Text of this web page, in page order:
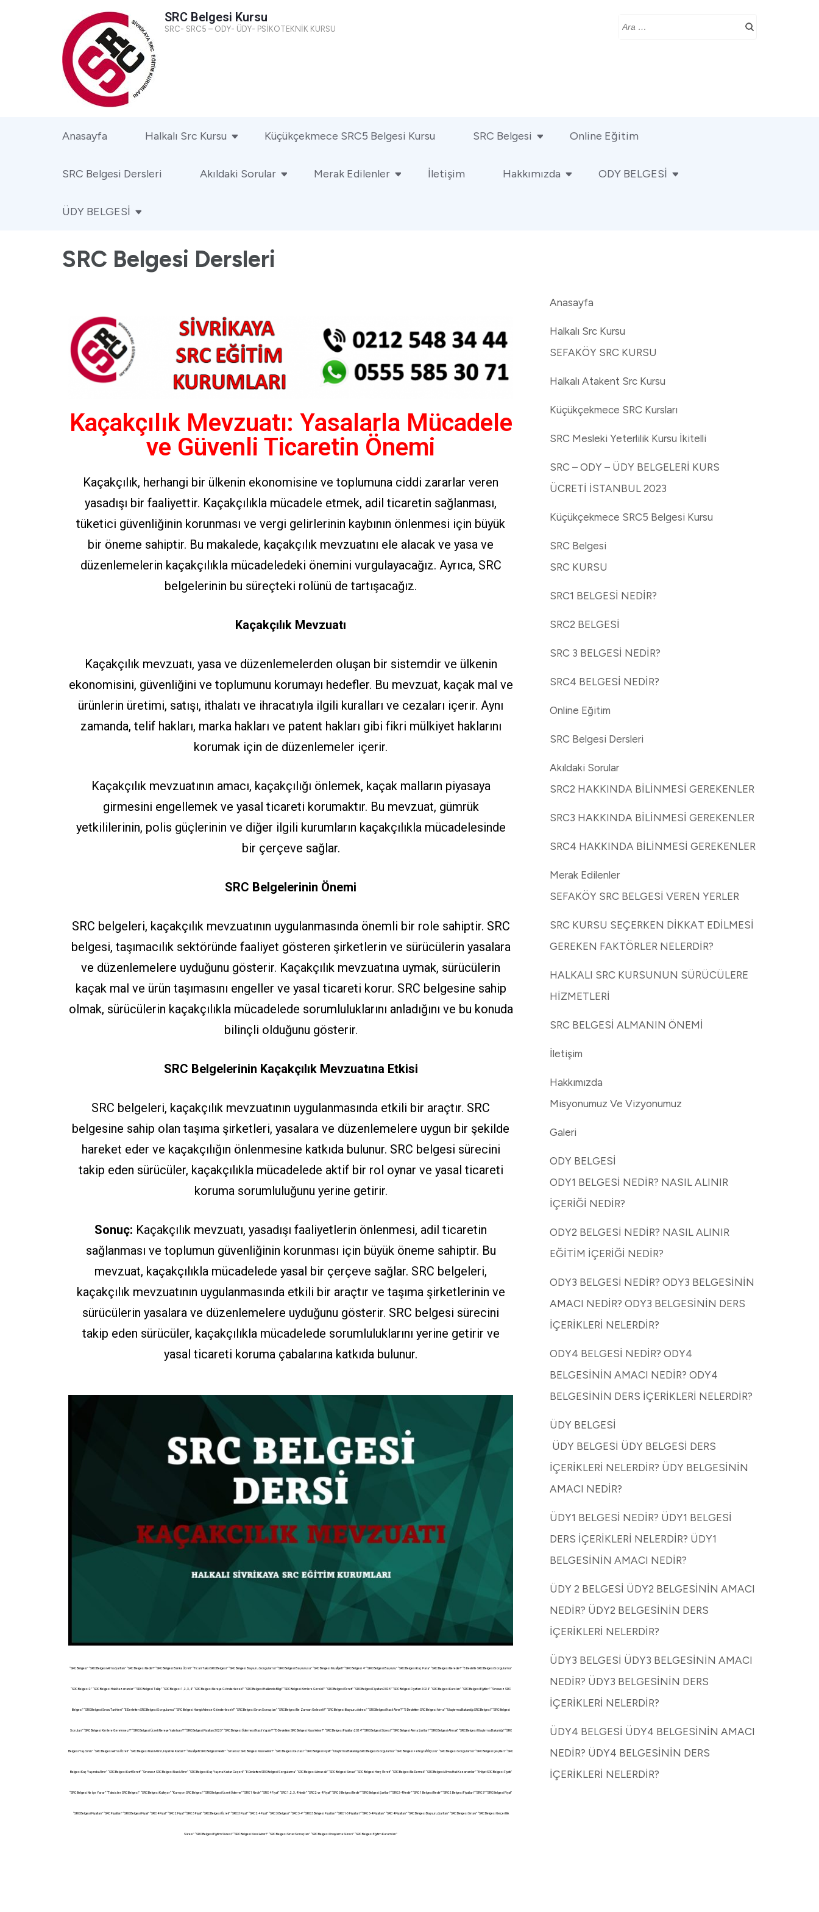
SRC Belgesi Kursu
SRC- SRC5 – ODY- ÜDY- PSİKOTEKNİK KURSU
Anasayfa Halkalı Src Kursu Küçükçekmece SRC5 Belgesi Kursu SRC Belgesi Online Eğitim
SRC Belgesi Dersleri Akıldaki Sorular Merak Edilenler İletişim Hakkımızda ODY BELGESİ
ÜDY BELGESİ
SRC Belgesi Dersleri
Kaçakçılık Mevzuatı: Yasalarla Mücadele
ve Güvenli Ticaretin Önemi
Kaçakçılık, herhangi bir ülkenin ekonomisine ve toplumuna ciddi zararlar veren
yasadışı bir faaliyettir. Kaçakçılıkla mücadele etmek, adil ticaretin sağlanması,
tüketici güvenliğinin korunması ve vergi gelirlerinin kaybının önlenmesi için büyük
bir öneme sahiptir. Bu makalede, kaçakçılık mevzuatını ele alacak ve yasa ve
düzenlemelerin kaçakçılıkla mücadeledeki önemini vurgulayacağız. Ayrıca, SRC
belgelerinin bu süreçteki rolünü de tartışacağız.
Kaçakçılık Mevzuatı
Kaçakçılık mevzuatı, yasa ve düzenlemelerden oluşan bir sistemdir ve ülkenin
ekonomisini, güvenliğini ve toplumunu korumayı hedefler. Bu mevzuat, kaçak mal ve
ürünlerin üretimi, satışı, ithalatı ve ihracatıyla ilgili kuralları ve cezaları içerir. Aynı
zamanda, telif hakları, marka hakları ve patent hakları gibi fikri mülkiyet haklarını
korumak için de düzenlemeler içerir.
Kaçakçılık mevzuatının amacı, kaçakçılığı önlemek, kaçak malların piyasaya
girmesini engellemek ve yasal ticareti korumaktır. Bu mevzuat, gümrük
yetkililerinin, polis güçlerinin ve diğer ilgili kurumların kaçakçılıkla mücadelesinde
bir çerçeve sağlar.
SRC Belgelerinin Önemi
SRC belgeleri, kaçakçılık mevzuatının uygulanmasında önemli bir role sahiptir. SRC
belgesi, taşımacılık sektöründe faaliyet gösteren şirketlerin ve sürücülerin yasalara
ve düzenlemelere uyduğunu gösterir. Kaçakçılık mevzuatına uymak, sürücülerin
kaçak mal ve ürün taşımasını engeller ve yasal ticareti korur. SRC belgesine sahip
olmak, sürücülerin kaçakçılıkla mücadelede sorumluluklarını anladığını ve bu konuda
bilinçli olduğunu gösterir.
SRC Belgelerinin Kaçakçılık Mevzuatına Etkisi
SRC belgeleri, kaçakçılık mevzuatının uygulanmasında etkili bir araçtır. SRC
belgesine sahip olan taşıma şirketleri, yasalara ve düzenlemelere uygun bir şekilde
hareket eder ve kaçakçılığın önlenmesine katkıda bulunur. SRC belgesi sürecini
takip eden sürücüler, kaçakçılıkla mücadelede aktif bir rol oynar ve yasal ticareti
koruma sorumluluğunu yerine getirir.
Sonuç: Kaçakçılık mevzuatı, yasadışı faaliyetlerin önlenmesi, adil ticaretin
sağlanması ve toplumun güvenliğinin korunması için büyük öneme sahiptir. Bu
mevzuat, kaçakçılıkla mücadelede yasal bir çerçeve sağlar. SRC belgeleri,
kaçakçılık mevzuatının uygulanmasında etkili bir araçtır ve taşıma şirketlerinin ve
sürücülerin yasalara ve düzenlemelere uyduğunu gösterir. SRC belgesi sürecini
takip eden sürücüler, kaçakçılıkla mücadelede sorumluluklarını yerine getirir ve
yasal ticareti koruma çabalarına katkıda bulunur.
“SRC Belgesi” “SRC Belgesi Alma Şartları” “SRC Belgesi Nedir?” “SRC Belgesi Banka Ücreti” “Ticari Taksi SRC Belgesi” “SRC Belgesi Başvuru Sorgulama” “SRC Belgesi Başvurusu” “SRC Belgesi Muafiyeti” “SRC Belgesi 4” “SRC Belgesi Başvuru” “SRC Belgesi Kaç Para” “SRC Belgesi Nerede?” “E-Devlette SRC Belgesi Sorgulama”
“SRC Belgesi 2” “SRC Belgesi Hak Kazananlar” “SRC Belgesi Takip” “SRC Belgesi 1, 2, 3, 4” “SRC Belgesi Nereye Gönderilecek?” “SRC Belgesi Hakkında Bilgi” “SRC Belgesi Kimlere Gerekli?” “SRC Belgesi Ücreti” “SRC Belgesi Fiyatları 2023” “SRC Belgesi Fiyatları 2024” “SRC Belgesi Kursları” “SRC Belgesi Eğitleri” “Sınavsız SRC
Belgesi” “SRC Belgesi Sınav Tarihleri” “E-Devletten SRC Belgesi Sorgulama” “SRC Belgesi Hangi Adrese Gönderilecek?” “SRC Belgesi Sınav Sonuçları” “SRC Belgesi Ne Zaman Gelecek?” “SRC Belgesi Başvuru Adresi” “SRC Belgesi Nasıl Alınır?” “E-Devletten SRC Belgesi Alma” “Ulaştırma Bakanlığı SRC Belgesi” “SRC Belgesi
Soruları” “SRC Belgesi Kimlere Gerekmez?” “SRC Belgesi Ücreti Nereye Yatırılıyor?” “SRC Belgesi Fiyatları 2023” “SRC Belgesi Ödemesi Nasıl Yapılır?” “E-Devletten SRC Belgesi Nasıl Alınır?” “SRC Belgesi Fiyatları 2024” “SRC Belgesi Süresi” “SRC Belgesi Alma Şartları” “SRC Belgesi Almak” “SRC Belgesi Ulaştırma Bakanlığı” “SRC
Belgesi Yaş Sınırı” “SRC Belgesi Alma Ücreti” “SRC Belgesi Nasıl Alınır, Fiyatı Ne Kadar?” “Muafiyetli SRC Belgesi Nedir” “Sınavsız SRC Belgesi Nasıl Alınır?” “SRC Belgesi Cezası” “SRC Belgesi Fiyatı” “Ulaştırma Bakanlığı SRC Belgesi Sorgulama” “SRC Belgesi Fotoğraf Ölçüsü” “SRC Belgesi Sorgulama” “SRC Belgesi Çeşitleri” “SRC
Belgesi Kaç Yaşında Alınır” “SRC Belgesi Kart Ücreti” “Sınavsız SRC Belgesi Nasıl Alınır” “SRC Belgesi Kaç Yaşına Kadar Geçerli” “E-Devletten SRC Belgesi Sorgulama” “SRC Belgesi Alınacak” “SRC Belgesi Sınavı” “SRC Belgesi Harç Ücreti” “SRC Belgesi Ne Demek” “SRC Belgesi Alma Hak Kazananlar” “Ehliyet SRC Belgesi Fiyatı”
“SRC Belgesi Ne İşe Yarar” “Taksiciler SRC Belgesi” “SRC Belgesi Kalkıyor” “Kamyon SRC Belgesi” “SRC Belgesi Ücreti Ödeme” “SRC 1 Nedir” “SRC 4 Fiyat” “SRC 1, 2, 3, 4 Nedir” “SRC 2 ve 4 Fiyat” “SRC 3 Belgesi Nedir” “SRC Belgesi Şartları” “SRC 2-4 Nedir” “SRC 1 Belgesi Nedir” “SRC 2 Belgesi Fiyatları” “SRC 3” “SRC Belgesi Fiyat”
“SRC Belgesi Fiyatları” “SRC Fiyatları” “SRC Belgesi Fiyatı” “SRC 4 Fiyat” “SRC 2 Fiyat” “SRC 3 Fiyat” “SRC Belgesi Ücreti” “SRC 3 Fiyat” “SRC 2-4 Fiyat” “SRC 3 Belgesi” “SRC 3-4” “SRC 3 Belgesi Fiyatları” “SRC 1-3 Fiyatları” “SRC 3-4 Fiyatları” “SRC 4 Fiyatları” “SRC Belgesi Başvuru Şartları” “SRC Belgesi Sınavı” “SRC Belgesi Geçerlilik
Süresi” “SRC Belgesi Eğitim Süresi” “SRC Belgesi Nasıl Alınır?” “SRC Belgesi Sınav Sonuçları” “SRC Belgesi Onaylama Süreci” “SRC Belgesi Eğitim Kurumları”
Anasayfa
Halkalı Src Kursu
SEFAKÖY SRC KURSU
Halkalı Atakent Src Kursu
Küçükçekmece SRC Kursları
SRC Mesleki Yeterlilik Kursu İkitelli
SRC – ODY – ÜDY BELGELERİ KURS
ÜCRETİ İSTANBUL 2023
Küçükçekmece SRC5 Belgesi Kursu
SRC Belgesi
SRC KURSU
SRC1 BELGESİ NEDİR?
SRC2 BELGESİ
SRC 3 BELGESİ NEDİR?
SRC4 BELGESİ NEDİR?
Online Eğitim
SRC Belgesi Dersleri
Akıldaki Sorular
SRC2 HAKKINDA BİLİNMESİ GEREKENLER
SRC3 HAKKINDA BİLİNMESİ GEREKENLER
SRC4 HAKKINDA BİLİNMESİ GEREKENLER
Merak Edilenler
SEFAKÖY SRC BELGESİ VEREN YERLER
SRC KURSU SEÇERKEN DİKKAT EDİLMESİ
GEREKEN FAKTÖRLER NELERDİR?
HALKALI SRC KURSUNUN SÜRÜCÜLERE
HİZMETLERİ
SRC BELGESİ ALMANIN ÖNEMİ
İletişim
Hakkımızda
Misyonumuz Ve Vizyonumuz
Galeri
ODY BELGESİ
ODY1 BELGESİ NEDİR? NASIL ALINIR
İÇERİĞİ NEDİR?
ODY2 BELGESİ NEDİR? NASIL ALINIR
EĞİTİM İÇERİĞİ NEDİR?
ODY3 BELGESİ NEDİR? ODY3 BELGESİNİN
AMACI NEDİR? ODY3 BELGESİNİN DERS
İÇERİKLERİ NELERDİR?
ODY4 BELGESİ NEDİR? ODY4
BELGESİNİN AMACI NEDİR? ODY4
BELGESİNİN DERS İÇERİKLERİ NELERDİR?
ÜDY BELGESİ
ÜDY BELGESİ ÜDY BELGESİ DERS
İÇERİKLERİ NELERDİR? ÜDY BELGESİNİN
AMACI NEDİR?
ÜDY1 BELGESİ NEDİR? ÜDY1 BELGESİ
DERS İÇERİKLERİ NELERDİR? ÜDY1
BELGESİNİN AMACI NEDİR?
ÜDY 2 BELGESİ ÜDY2 BELGESİNİN AMACI
NEDİR? ÜDY2 BELGESİNİN DERS
İÇERİKLERİ NELERDİR?
ÜDY3 BELGESİ ÜDY3 BELGESİNİN AMACI
NEDİR? ÜDY3 BELGESİNİN DERS
İÇERİKLERİ NELERDİR?
ÜDY4 BELGESİ ÜDY4 BELGESİNİN AMACI
NEDİR? ÜDY4 BELGESİNİN DERS
İÇERİKLERİ NELERDİR?